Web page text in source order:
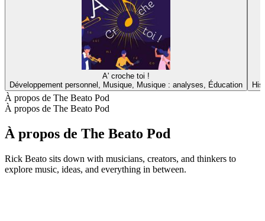
A' croche toi !
Développement personnel, Musique, Musique : analyses, Éducation
À propos de The Beato Pod
À propos de The Beato Pod
À propos de The Beato Pod
Rick Beato sits down with musicians, creators, and thinkers to
explore music, ideas, and everything in between.